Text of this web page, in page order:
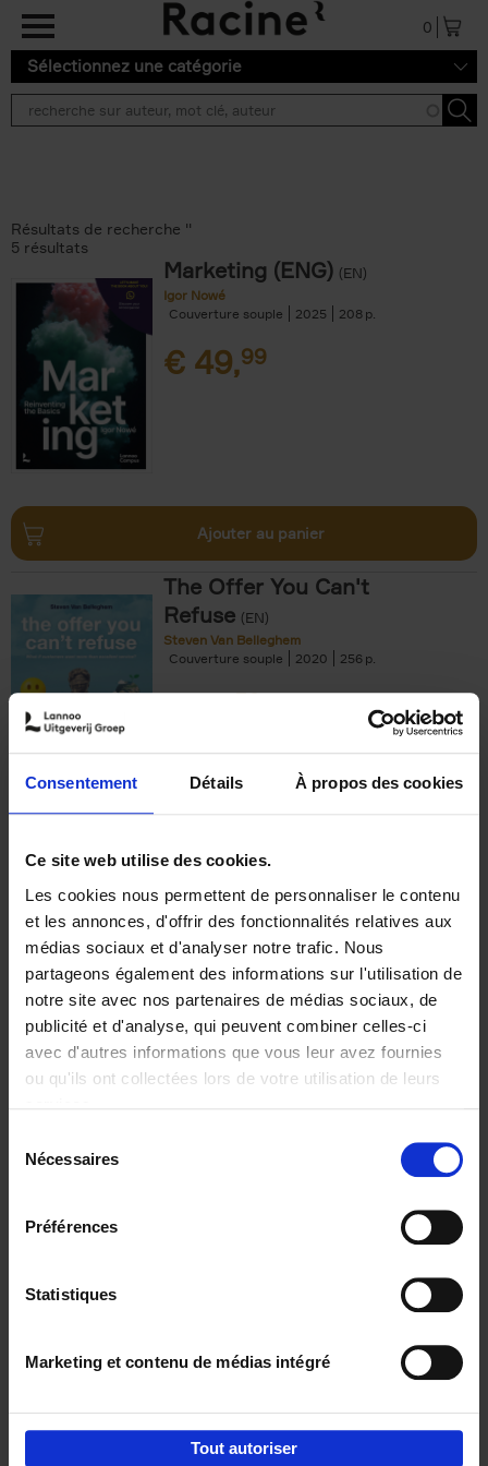
Consentement Détails À propos des cookies
Ce site web utilise des cookies.
Les cookies nous permettent de personnaliser le contenu
et les annonces, d'offrir des fonctionnalités relatives aux
médias sociaux et d'analyser notre trafic. Nous
partageons également des informations sur l'utilisation de
notre site avec nos partenaires de médias sociaux, de
publicité et d'analyse, qui peuvent combiner celles-ci
avec d'autres informations que vous leur avez fournies
ou qu'ils ont collectées lors de votre utilisation de leurs
Nécessaires
Préférences
Statistiques
Marketing et contenu de médias intégré
Tout autoriser
Aller au contenu principal
0
Sélectionnez une catégorie
Résultats de recherche ''
5 résultats
Marketing (ENG) (EN)
Igor Nowé
Couverture souple
2025 208
€ 49,99
Ajouter au panier
The Offer You Can't
Refuse (EN)
Steven Van Belleghem
Couverture souple
2020 256
€37,50
Building Bonds = Building
Business
Jochen Roef Jozefien De Feyter
Carolien Boom
Couverture souple
2025 200
€29,99
Digital marketing like a PRO -
completely revised edition (EN)